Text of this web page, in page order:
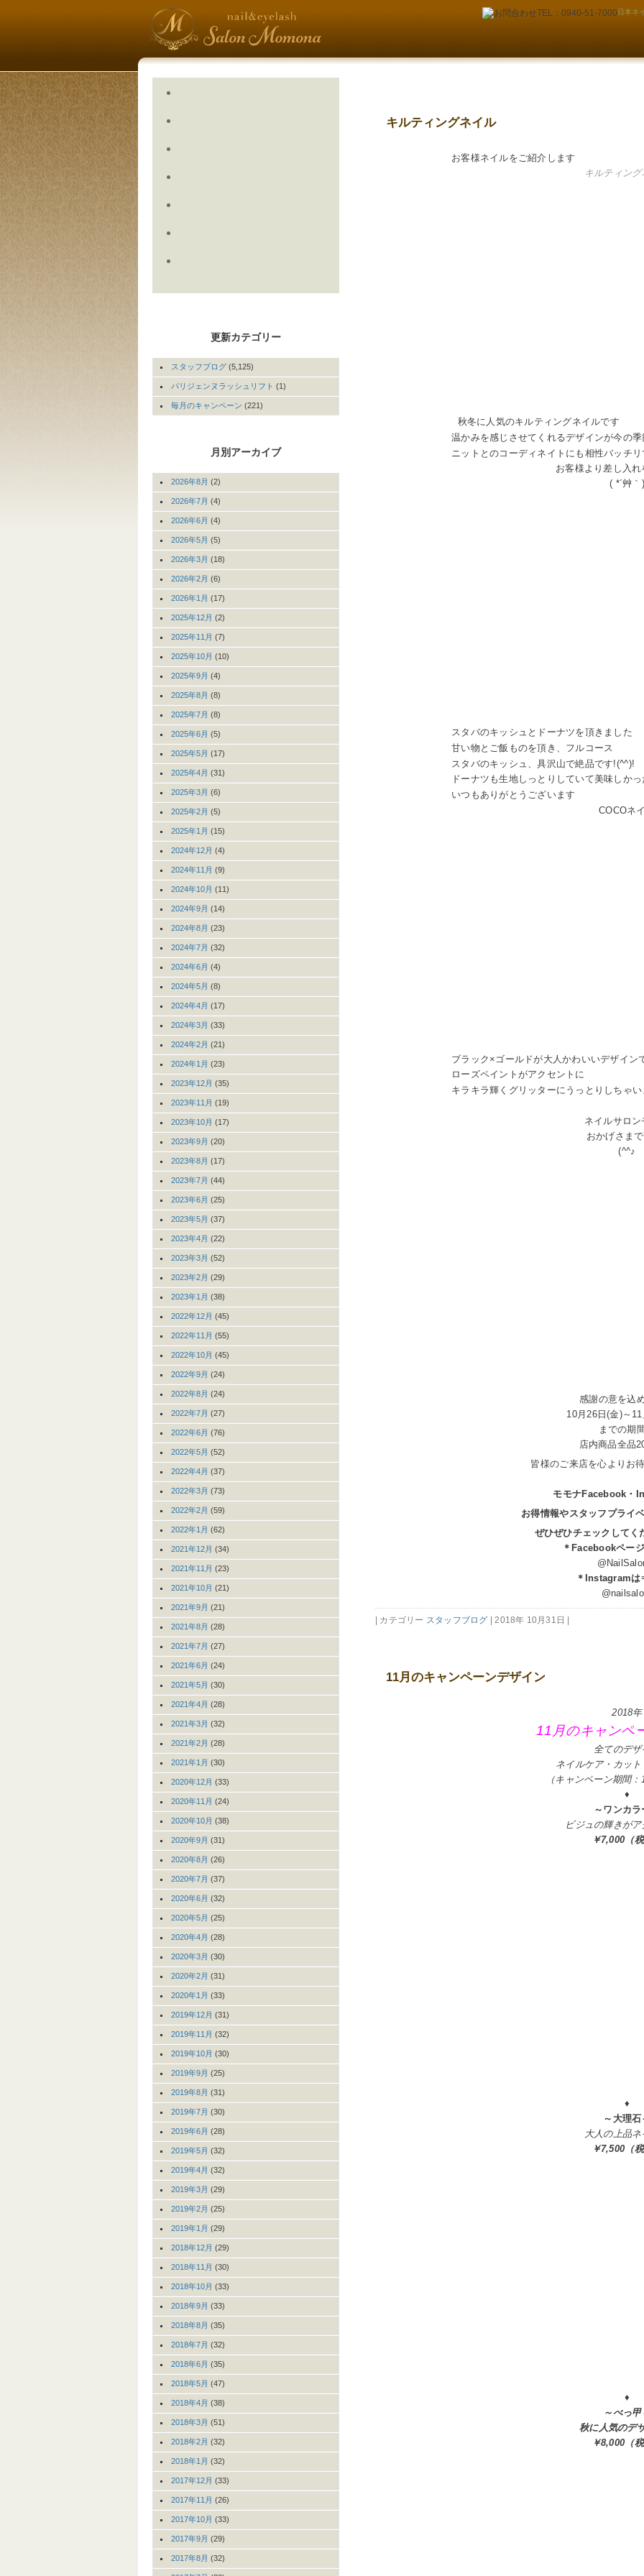
日本ネ
更新カテゴリー
スタッフブログ (5,125)
パリジェンヌラッシュリフト (1)
毎月のキャンペーン (221)
月別アーカイブ
2026年8月 (2)
2026年7月 (4)
2026年6月 (4)
2026年5月 (5)
2026年3月 (18)
2026年2月 (6)
2026年1月 (17)
2025年12月 (2)
2025年11月 (7)
2025年10月 (10)
2025年9月 (4)
2025年8月 (8)
2025年7月 (8)
2025年6月 (5)
2025年5月 (17)
2025年4月 (31)
2025年3月 (6)
2025年2月 (5)
2025年1月 (15)
2024年12月 (4)
2024年11月 (9)
2024年10月 (11)
2024年9月 (14)
2024年8月 (23)
2024年7月 (32)
2024年6月 (4)
2024年5月 (8)
2024年4月 (17)
2024年3月 (33)
2024年2月 (21)
2024年1月 (23)
2023年12月 (35)
2023年11月 (19)
2023年10月 (17)
2023年9月 (20)
2023年8月 (17)
2023年7月 (44)
2023年6月 (25)
2023年5月 (37)
2023年4月 (22)
2023年3月 (52)
2023年2月 (29)
2023年1月 (38)
2022年12月 (45)
2022年11月 (55)
2022年10月 (45)
2022年9月 (24)
2022年8月 (24)
2022年7月 (27)
2022年6月 (76)
2022年5月 (52)
2022年4月 (37)
2022年3月 (73)
2022年2月 (59)
2022年1月 (62)
2021年12月 (34)
2021年11月 (23)
2021年10月 (21)
2021年9月 (21)
2021年8月 (28)
2021年7月 (27)
2021年6月 (24)
2021年5月 (30)
2021年4月 (28)
2021年3月 (32)
2021年2月 (28)
2021年1月 (30)
2020年12月 (33)
2020年11月 (24)
2020年10月 (38)
2020年9月 (31)
2020年8月 (26)
2020年7月 (37)
2020年6月 (32)
2020年5月 (25)
2020年4月 (28)
2020年3月 (30)
2020年2月 (31)
2020年1月 (33)
2019年12月 (31)
2019年11月 (32)
2019年10月 (30)
2019年9月 (25)
2019年8月 (31)
2019年7月 (30)
2019年6月 (28)
2019年5月 (32)
2019年4月 (32)
2019年3月 (29)
2019年2月 (25)
2019年1月 (29)
2018年12月 (29)
2018年11月 (30)
2018年10月 (33)
2018年9月 (33)
2018年8月 (35)
2018年7月 (32)
2018年6月 (35)
2018年5月 (47)
2018年4月 (38)
2018年3月 (51)
2018年2月 (32)
2018年1月 (32)
2017年12月 (33)
2017年11月 (26)
2017年10月 (33)
2017年9月 (29)
2017年8月 (32)
キルティングネイル
お客様ネイルをご紹介します
キルティン
秋冬に人気のキルティングネイルです
温かみを感じさせてくれるデザインが今の季
ニットとのコーディネイトにも相性バッチ
お客様より差し入
( *´艸｀)
スタバのキッシュとドーナツを頂きました
甘い物とご飯ものを頂き、フルコース
スタバのキッシュ、具沢山で絶品です!(^^)!
ドーナツも生地しっとりしていて美味しかっ
いつもありがとうございます
COCOネ
ブラック×ゴールドが大人かわいいデザイン
ローズペイントがアクセントに
キラキラ輝くグリッターにうっとりしちゃい
ネイルサロン
おかげさま
(^^♪
感謝の意を込
10月26日(金)～
までの期
店内商品全品
皆様のご来店を心よりお
モモナFacebook・
お得情報やスタッフプライ
ぜひぜひチェックして
＊Facebookペー
＊Instagram
| カテゴリー スタッフブログ | 2018年 10月31日 |
11月のキャンペーンデザイン
2018年
11 月のキャンペ
全てのデザ
ネイルケア・カッ
（キャンペーン期間：
♦
～ワンカラ
ビジュの輝きが
￥7,000（税
♦
～大理石
大人の上品
￥7,500（税
♦
～べっ甲
秋に人気のデ
￥8,000（税